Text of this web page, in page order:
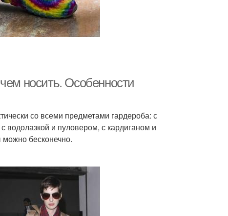
носить. Особенности
со всеми предметами гардероба: с
водолазкой и пуловером, с кардиганом и
бесконечно.